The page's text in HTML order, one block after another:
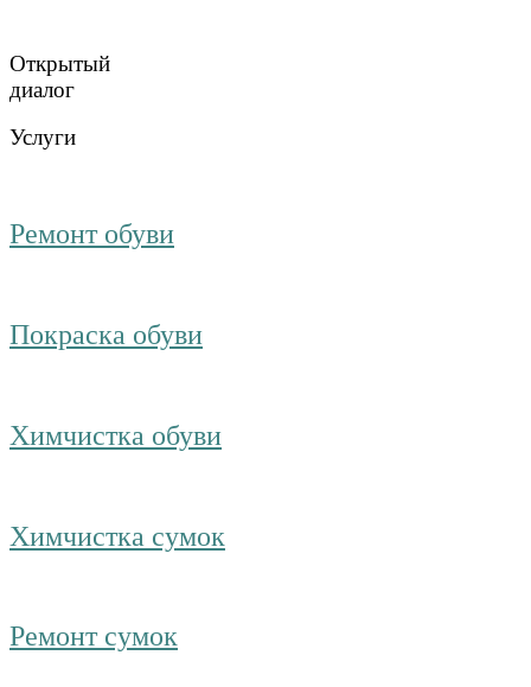
Открытый
диалог
Услуги
Ремонт обуви
Покраска обуви
Химчистка обуви
Химчистка сумок
Ремонт сумок